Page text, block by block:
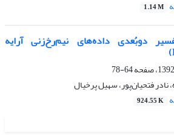
1.14 M
دو‌بُعدی داده‌‌های نیم‌رخ‌‌زنی آرایه
64-78
نادر فتحیان‌‌پور، سهیل پرخیال
924.55 K